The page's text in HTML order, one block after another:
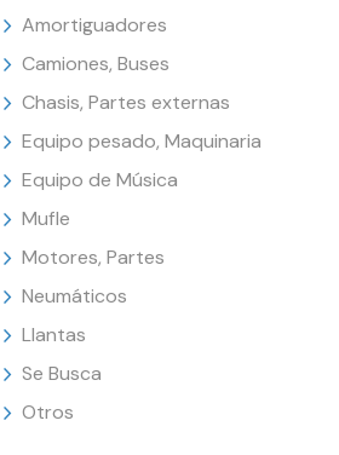
Amortiguadores
Camiones, Buses
Chasis, Partes externas
Equipo pesado, Maquinaria
Equipo de Música
Mufle
Motores, Partes
Neumáticos
Llantas
Se Busca
Otros